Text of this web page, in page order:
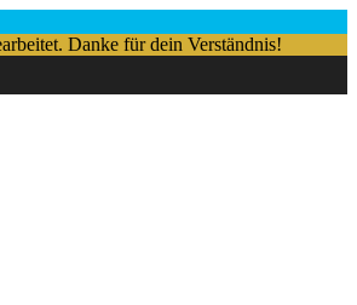
Danke für dein Verständnis!